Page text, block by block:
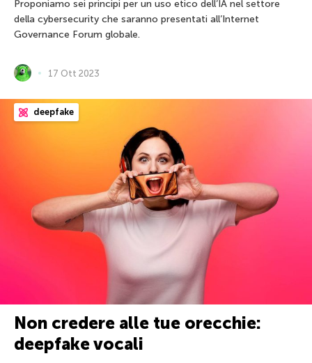
Proponiamo sei principi per un uso etico dell’IA nel settore
della cybersecurity che saranno presentati all’Internet
Governance Forum globale.
17 Ott 2023
deepfake
Non credere alle tue orecchie:
deepfake vocali